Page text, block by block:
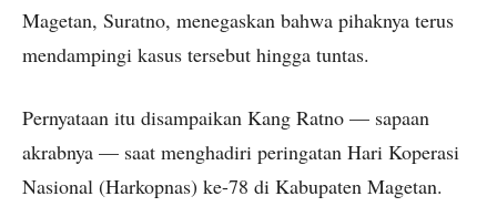
Magetan, Suratno, menegaskan bahwa pihaknya terus
mendampingi kasus tersebut hingga tuntas.
Pernyataan itu disampaikan Kang Ratno — sapaan
akrabnya — saat menghadiri peringatan Hari Koperasi
Nasional (Harkopnas) ke-78 di Kabupaten Magetan.